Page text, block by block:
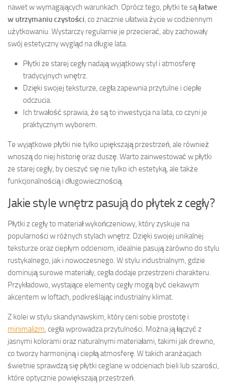
nawet w wymagających warunkach. Oprócz tego, płytki te sąłatwe
w utrzymaniu czystości , co znacznie ułatwia życie w codziennym
użytkowaniu. Wystarczy regularnie je przecierać, aby zachowały
swój estetyczny wygląd na długie lata.
Płytki ze starej cegły nadają wyjątkowy styl i atmosferę
tradycyjnych wnętrz.
Dzięki swojej teksturze, cegła zapewnia przytulne i ciepłe
odczucia.
Ich trwałość sprawia, że są to inwestycja na lata, co czyni je
praktycznym wyborem.
Te wyjątkowe płytki nie tylko upiększają przestrzeń, ale również
wnoszą do niej historię oraz duszę. Warto zainwestować w płytki
ze starej cegły, by cieszyć się nie tylko ich estetyką, ale także
funkcjonalnością i długowiecznością.
Jakie style wnętrz pasują do płytek z cegły?
Płytki z cegły to materiał wykończeniowy, który zyskuje na
popularności w różnych stylach wnętrz. Dzięki swojej unikalnej
teksturze oraz ciepłym odcieniom, idealnie pasują zarówno do stylu
rustykalnego, jak i nowoczesnego. W stylu industrialnym, gdzie
dominują surowe materiały, cegła dodaje przestrzeni charakteru.
Przykładowo, wystające elementy cegły mogą być ciekawym
akcentem w loftach, podkreślając industrialny klimat.
Z kolei w stylu skandynawskim, który ceni sobie prostotę i
minimalizm , cegła wprowadza przytulności. Można ją łączyć z
jasnymi kolorami oraz naturalnymi materiałami, takimi jak drewno,
co tworzy harmonijną i ciepłą atmosferę. W takich aranżacjach
świetnie sprawdzą się płytki ceglane w odcieniach bieli lub szarości,
które optycznie powiększają przestrzeń.